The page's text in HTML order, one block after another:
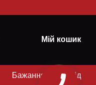
Мій кошик
Бажання Вхід